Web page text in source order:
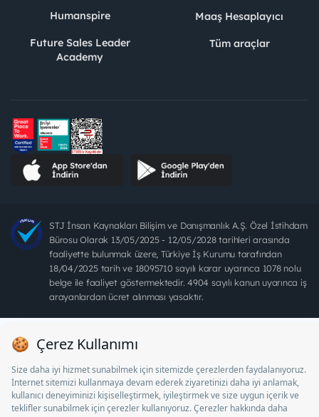
Humanspire
Future Sales Leader
Academy
Maaş Hesaplayıcı
Tüm araçlar
STJ İnsan Kaynakları Bilişim ve Danışmanlık A.Ş. Özel İstihdam
Bürosu Olarak 13/05/2025 - 12/05/2028 tarihleri arasında
faaliyette bulunmak üzere, Türkiye İş Kurumu tarafından
18/04/2025 tarih ve 18095710 sayılı karar uyarınca 1078 nolu
belge ile faaliyet göstermektedir. 4904 sayılı kanun uyarınca iş
arayanlardan ücret alınması yasaktır.